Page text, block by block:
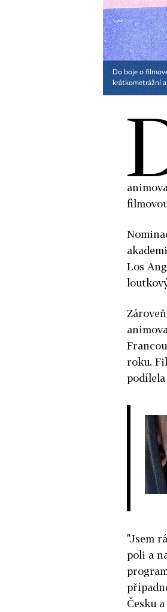
Do boje o
krátkometrážní
Los
roku.
"Jsem
poli a
Česku